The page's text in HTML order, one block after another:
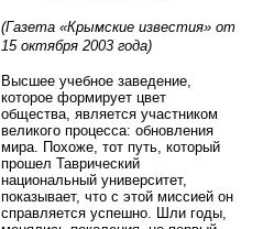
(Газета «Крымские известия» от
15 октября 2003 года)
Высшее учебное заведение,
которое формирует цвет
общества, является участником
великого процесса: обновления
мира. Похоже, тот путь, который
прошел Таврический
национальный университет,
показывает, что с этой миссией он
справляется успешно. Шли годы,